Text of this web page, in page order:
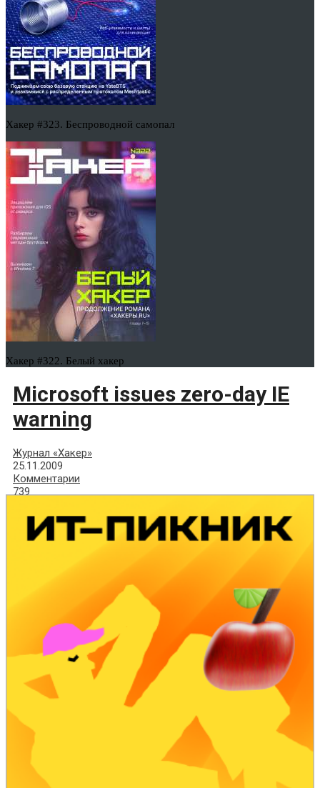
Хакер #323. Беспроводной самопал
Хакер #322. Белый хакер
Microsoft issues zero-day IE
warning
Журнал «Хакер»
25.11.2009
Комментарии
739